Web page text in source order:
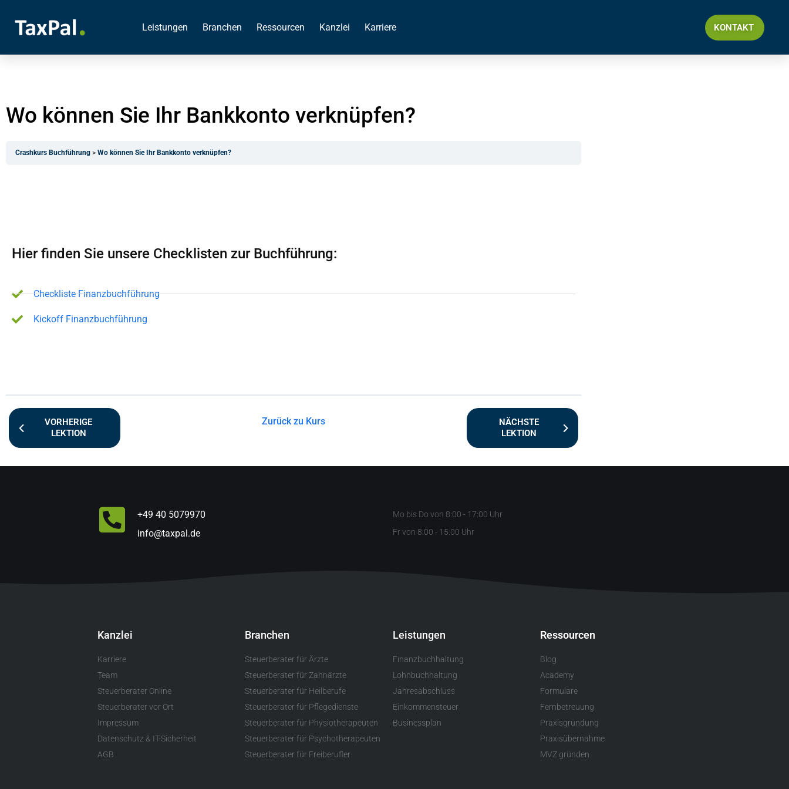
Leistungen Branchen Ressourcen Kanzlei Karriere KONTAKT
Wo können Sie Ihr Bankkonto verknüpfen?
Crashkurs Buchführung Wo können Sie Ihr Bankkonto verknüpfen?
Hier finden Sie unsere Checklisten zur Buchführung:
Checkliste Finanzbuchführung
Kickoff Finanzbuchführung
VORHERIGE
LEKTION
Zurück zu Kurs
NÄCHSTE
LEKTION
+49 40 5079970
info@taxpal.de
Mo bis Do von 8:00 - 17:00 Uhr
Fr von 8:00 - 15:00 Uhr
Kanzlei
Karriere
Team
Steuerberater Online
Steuerberater vor Ort
Impressum
Datenschutz & IT-Sicherheit
AGB
Branchen
Steuerberater für Ärzte
Steuerberater für Zahnärzte
Steuerberater für Heilberufe
Steuerberater für Pflegedienste
Steuerberater für Physiotherapeuten
Steuerberater für Psychotherapeuten
Steuerberater für Freiberufler
Leistungen
Finanzbuchhaltung
Lohnbuchhaltung
Jahresabschluss
Einkommensteuer
Businessplan
Ressourcen
Blog
Academy
Formulare
Fernbetreuung
Praxisgründung
Praxisübernahme
MVZ gründen